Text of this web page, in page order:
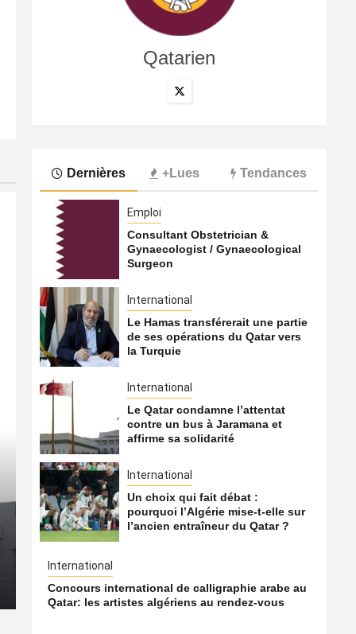
Le Hamas transférerait une partie de ses opérations
International
Le Hamas transférerait
du Qatar vers la Turquie
Qatarien
Dernières +Lues Tendances
Emploi
Consultant Obstetrician &
Gynaecologist / Gynaecological
Surgeon
International
Le Hamas transférerait une partie
de ses opérations du Qatar vers
la Turquie
International
Le Qatar condamne l’attentat
contre un bus à Jaramana et
affirme sa solidarité
International
Un choix qui fait débat :
pourquoi l’Algérie mise-t-elle sur
l’ancien entraîneur du Qatar ?
International
Concours international de calligraphie arabe au
Qatar: les artistes algériens au rendez-vous